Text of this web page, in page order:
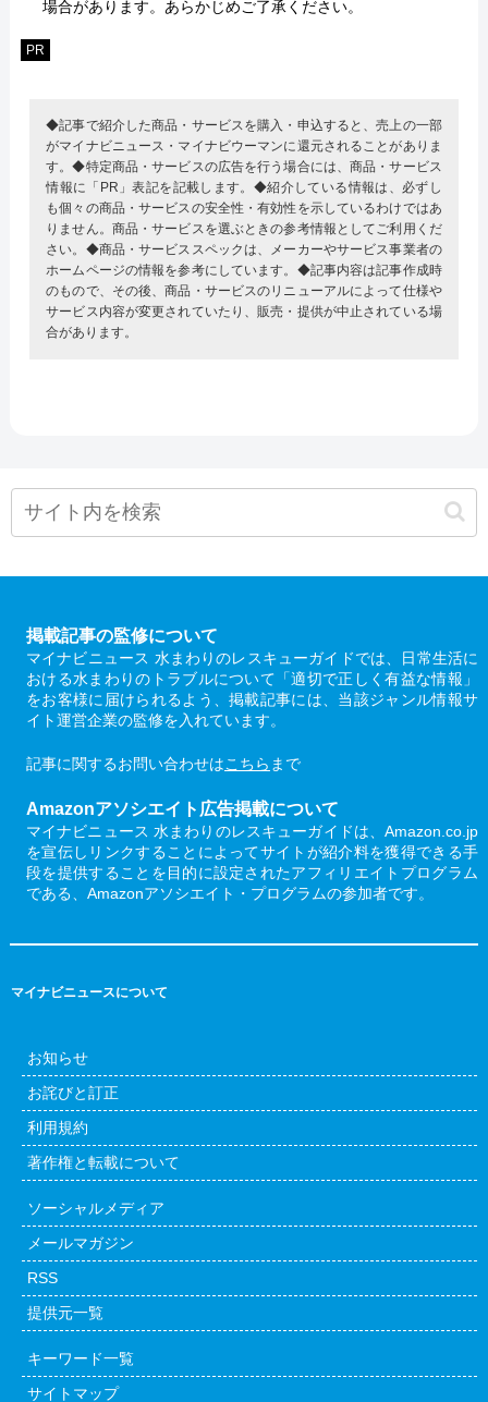
場合があります。あらかじめご了承ください。
PR
◆記事で紹介した商品・サービスを購入・申込すると、売上の一部
がマイナビニュース・マイナビウーマンに還元されることがありま
す。◆特定商品・サービスの広告を行う場合には、商品・サービス
情報に「PR」表記を記載します。◆紹介している情報は、必ずし
も個々の商品・サービスの安全性・有効性を示しているわけではあ
りません。商品・サービスを選ぶときの参考情報としてご利用くだ
さい。◆商品・サービススペックは、メーカーやサービス事業者の
ホームページの情報を参考にしています。◆記事内容は記事作成時
のもので、その後、商品・サービスのリニューアルによって仕様や
サービス内容が変更されていたり、販売・提供が中止されている場
合があります。
掲載記事の監修について
マイナビニュース 水まわりのレスキューガイドでは、日常生活に
おける水まわりのトラブルについて「適切で正しく有益な情報」
をお客様に届けられるよう、掲載記事には、当該ジャンル情報サ
イト運営企業の監修を入れています。
記事に関するお問い合わせはこちら まで
Amazonアソシエイト広告掲載について
マイナビニュース 水まわりのレスキューガイドは、Amazon.co.jp
を宣伝しリンクすることによってサイトが紹介料を獲得できる手
段を提供することを目的に設定されたアフィリエイトプログラム
である、Amazonアソシエイト・プログラムの参加者です。
マイナビニュースについて
お知らせ
お詫びと訂正
利用規約
著作権と転載について
ソーシャルメディア
メールマガジン
RSS
提供元一覧
キーワード一覧
サイトマップ